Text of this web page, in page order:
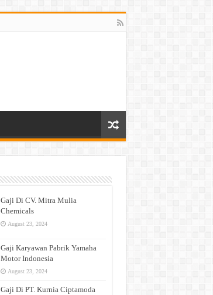
Gaji Di CV. Mitra Mulia
Chemicals
August 23, 2024
Gaji Karyawan Pabrik Yamaha
Motor Indonesia
August 23, 2024
Gaji Di PT. Kurnia Ciptamoda